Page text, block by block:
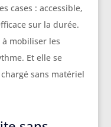
cases : accessible,
sur la durée.
à mobiliser les
Et elle se
sans matériel